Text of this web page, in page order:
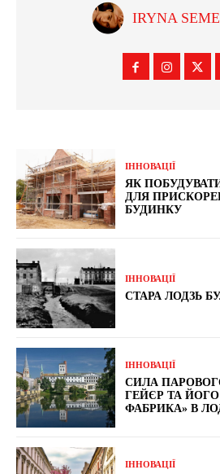
IRYNA
ІННОВАЦІЇ
ЯК
ДЛЯ
БУДИНКУ
ІННОВАЦІЇ
СТАРА ЛОДЗЬ
ІННОВАЦІЇ
СИЛА
ГЕЙЄР ТА ЙОГО
ФАБРИКА» В
ІННОВАЦІЇ